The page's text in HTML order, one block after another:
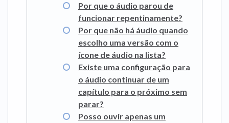
Por que o áudio parou de
funcionar repentinamente?
Por que não há áudio quando
escolho uma versão com o
ícone de áudio na lista?
Existe uma configuração para
o áudio continuar de um
capítulo para o próximo sem
parar?
Posso ouvir apenas um